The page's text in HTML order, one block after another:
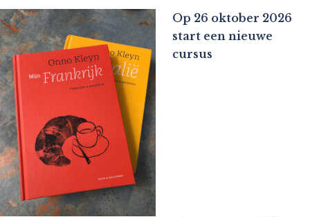
Op 26 oktober 2026
start een nieuwe
cursus